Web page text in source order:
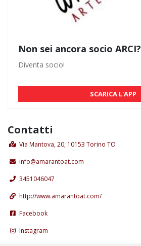
Non sei ancora socio ARCI?
Diventa socio!
SCARICA L'APP
Contatti
Via Mantova, 20, 10153 Torino TO
info@amarantoat.com
3451046047
http://www.amarantoat.com/
Facebook
Instagram